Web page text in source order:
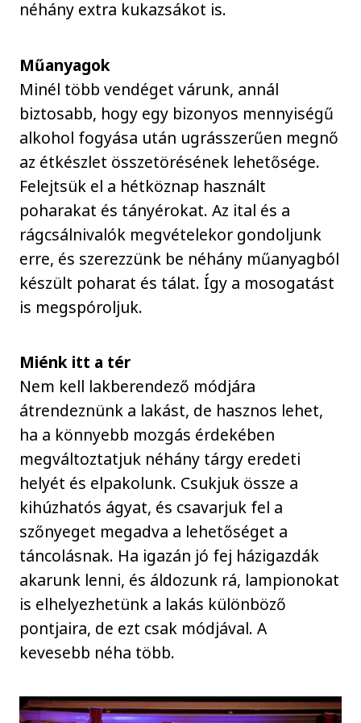
néhány extra kukazsákot is.
Műanyagok
Minél több vendéget várunk, annál
biztosabb, hogy egy bizonyos mennyiségű
alkohol fogyása után ugrásszerűen megnő
az étkészlet összetörésének lehetősége.
Felejtsük el a hétköznap használt
poharakat és tányérokat. Az ital és a
rágcsálnivalók megvételekor gondoljunk
erre, és szerezzünk be néhány műanyagból
készült poharat és tálat. Így a mosogatást
is megspóroljuk.
Miénk itt a tér
Nem kell lakberendező módjára
átrendeznünk a lakást, de hasznos lehet,
ha a könnyebb mozgás érdekében
megváltoztatjuk néhány tárgy eredeti
helyét és elpakolunk. Csukjuk össze a
kihúzhatós ágyat, és csavarjuk fel a
szőnyeget megadva a lehetőséget a
táncolásnak. Ha igazán jó fej házigazdák
akarunk lenni, és áldozunk rá, lampionokat
is elhelyezhetünk a lakás különböző
pontjaira, de ezt csak módjával. A
kevesebb néha több.